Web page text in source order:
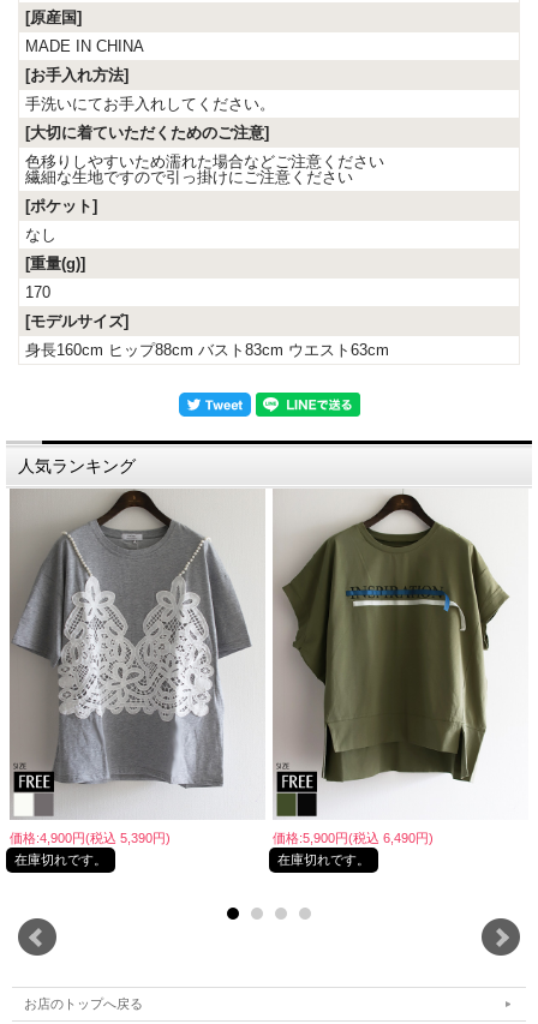
[原産国]
MADE IN CHINA
[お手入れ方法]
手洗いにてお手入れしてください。
[大切に着ていただくためのご注意]
色移りしやすいため濡れた場合などご注意ください
繊細な生地ですので引っ掛けにご注意ください
[ポケット]
なし
[重量(g)]
170
[モデルサイズ]
身長160cm ヒップ88cm バスト83cm ウエスト63cm
人気ランキング
価格:4,900円(税込 5,390円)
在庫切れです。
価格:5,900円(税込 6,490円)
在庫切れです。
お店のトップへ戻る